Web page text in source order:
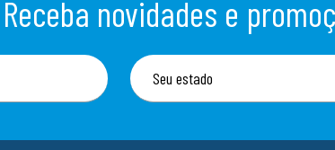
Receba novidades e